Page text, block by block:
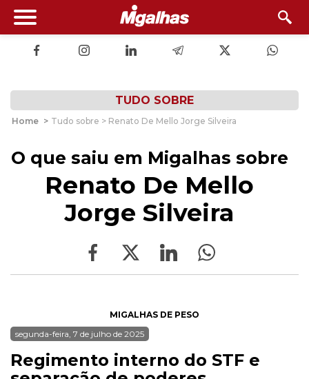
TUDO SOBRE
Home > Tudo sobre > Renato De Mello Jorge Silveira
O que saiu em Migalhas sobre
Renato De Mello
Jorge Silveira
MIGALHAS DE PESO
segunda-feira, 7 de julho de 2025
Regimento interno do STF e